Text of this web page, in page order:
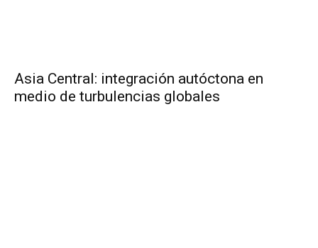
Asia Central: integración autóctona en
medio de turbulencias globales